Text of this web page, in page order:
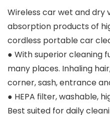
Wireless car wet and dry
absorption products of
cordless portable car
● With superior cleaning
many places. Inhaling
corner, sash, entrance
● HEPA filter, washable,
Best suited for daily